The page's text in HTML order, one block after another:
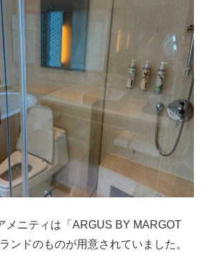
メニティは「ARGUS BY MARGOT
ンドのものが用意されていました。